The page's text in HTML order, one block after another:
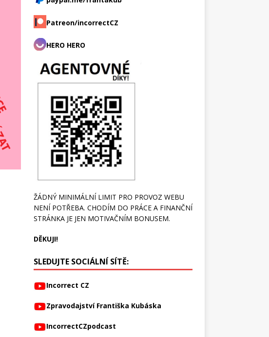
Patreon/incorrectCZ
HERO HERO
ŽÁDNÝ MINIMÁLNÍ LIMIT PRO PROVOZ WEBU
NENÍ POTŘEBA. CHODÍM DO PRÁCE A FINANČNÍ
STRÁNKA JE JEN MOTIVAČNÍM BONUSEM.
DĚKUJI!
SLEDUJTE SOCIÁLNÍ SÍTĚ:
Incorrect CZ
Zpravodajství Františka Kubáska
IncorrectCZpodcast